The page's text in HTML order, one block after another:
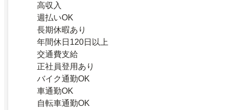
高収入
週払いOK
長期休暇あり
年間休日120日以上
交通費支給
正社員登用あり
バイク通勤OK
車通勤OK
自転車通勤OK